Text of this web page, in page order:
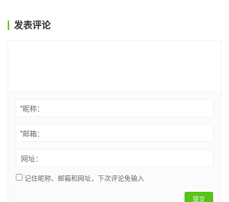
发表评论
*昵称：
*邮箱：
网址：
记住昵称、邮箱和网址，下次评论免输入
提交